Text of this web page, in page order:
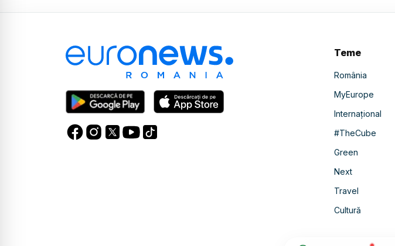
Teme
România
MyEurope
Internațional
#TheCube
Green
Next
Travel
Cultură